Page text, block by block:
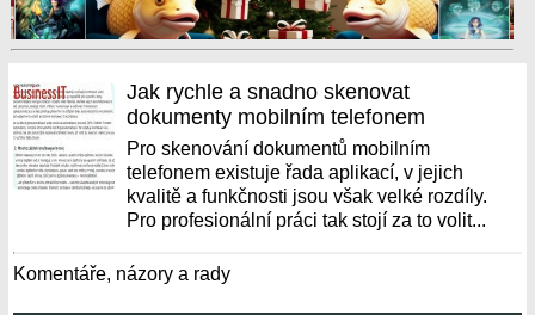
Jak rychle a snadno skenovat
dokumenty mobilním telefonem
Pro skenování dokumentů mobilním
telefonem existuje řada aplikací, v jejich
kvalitě a funkčnosti jsou však velké rozdíly.
Pro profesionální práci tak stojí za to volit...
Komentáře, názory a rady